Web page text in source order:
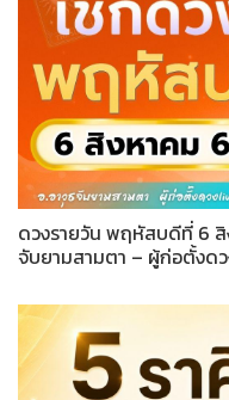
ดวงรายวัน พฤหัสบดีที่ 6 สิ
จับยามสามตา – ผู้ก่อตั้งด